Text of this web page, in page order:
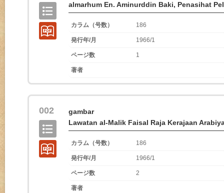
almarhum En. Aminurddin Baki, Penasihat
カラム（号数） 186
発行年/月 1966/1
ページ数 1
著者
002
gambar
Lawatan al-Malik Faisal Raja Kerajaan
カラム（号数） 186
発行年/月 1966/1
ページ数 2
著者